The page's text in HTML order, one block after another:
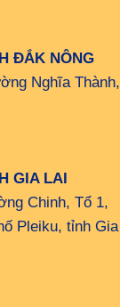
ĐẮK NÔNG
Nghĩa
GIA LAI
Chinh, Tổ 1,
Pleiku, tỉnh